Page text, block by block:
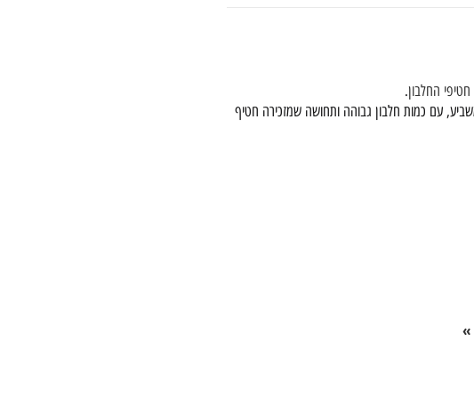
חטיפי החלבון.
עם כמות חלבון גבוהה ותחושה שמזכירה חטיף
»